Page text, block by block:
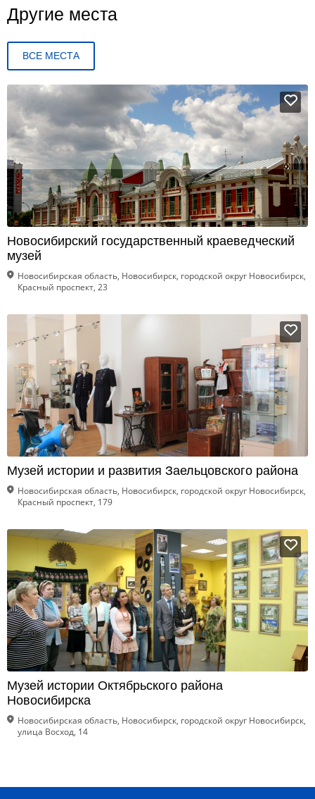
Другие места
ВСЕ МЕСТА
Новосибирский государственный краеведческий
музей
Новосибирская область, Новосибирск, городской округ Новосибирск,
Красный проспект, 23
Музей истории и развития Заельцовского района
Новосибирская область, Новосибирск, городской округ Новосибирск,
Красный проспект, 179
Музей истории Октябрьского района
Новосибирска
Новосибирская область, Новосибирск, городской округ Новосибирск,
улица Восход, 14